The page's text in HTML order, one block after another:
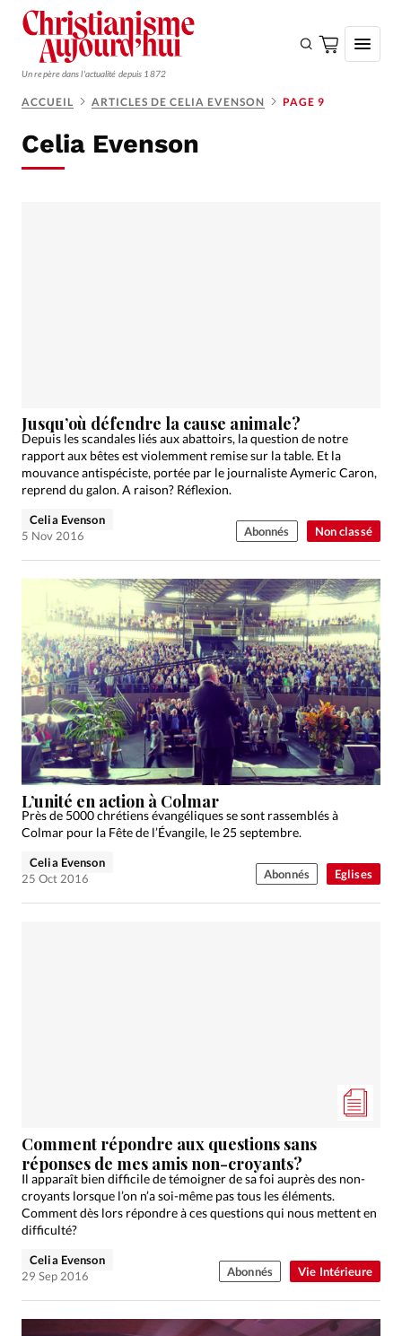
Un repère dans l'actualité depuis 1872
Monde
Devise:CHF
RUBRIQUES
Tous les articles
Actualité chrétienne
Actualité internationale
Chronique
Culture
Dossier
Génération réveil
Monde
Société
Tour du monde des Eglises
Trait d'Ixène
Vécu
Vie Intérieure
ACCUEIL ARTICLES DE CELIA EVENSON PAGE 9
Celia Evenson
Non classé
Jusqu’où défendre la cause animale?
Depuis les scandales liés aux abattoirs, la question de notre
rapport aux bêtes est violemment remise sur la table. Et la
mouvance antispéciste, portée par le journaliste Aymeric Caron,
reprend du galon. A raison? Réflexion.
Celia Evenson
5 Nov 2016
Abonnés
Eglises
L’unité en action à Colmar
Près de 5000 chrétiens évangéliques se sont rassemblés à
Colmar pour la Fête de l’Évangile, le 25 septembre.
Celia Evenson
25 Oct 2016
Abonnés
Vie Intérieure
Comment répondre aux questions sans
réponses de mes amis non-croyants?
Il apparaît bien difficile de témoigner de sa foi auprès des non-
croyants lorsque l’on n’a soi-même pas tous les éléments.
Comment dès lors répondre à ces questions qui nous mettent en
difficulté?
Celia Evenson
29 Sep 2016
Abonnés